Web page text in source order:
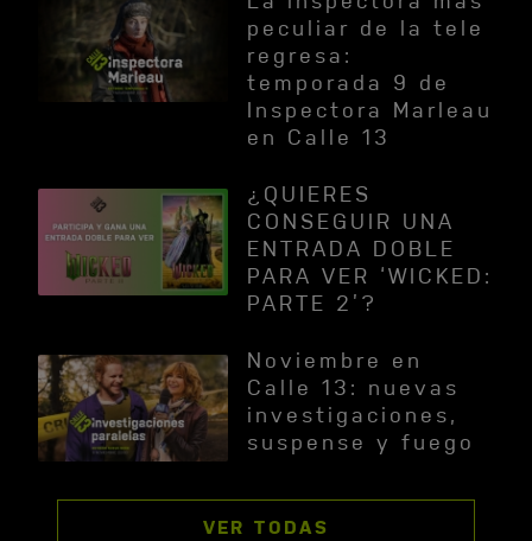
peculiar de la tele
regresa:
temporada 9 de
Inspectora Marleau
en Calle 13
¿QUIERES
CONSEGUIR UNA
ENTRADA DOBLE
PARA VER ‘WICKED:
PARTE 2’?
Noviembre en
Calle 13: nuevas
investigaciones,
suspense y fuego
VER TODAS